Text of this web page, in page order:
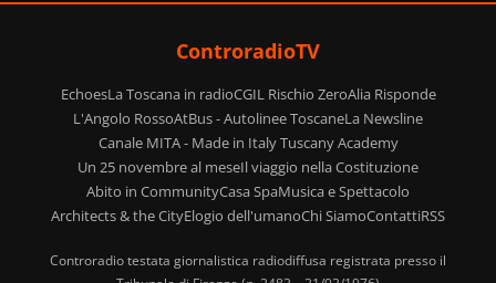
ControradioTV
EchoesLa Toscana in radioCGIL Rischio ZeroAlia Risponde
L'Angolo RossoAtBus - Autolinee ToscaneLa Newsline
Canale MITA - Made in Italy Tuscany Academy
Un 25 novembre al meseIl viaggio nella Costituzione
Abito in CommunityCasa SpaMusica e Spettacolo
Architects & the CityElogio dell'umanoChi SiamoContattiRSS
Controradio testata giornalistica radiodiffusa registrata presso il